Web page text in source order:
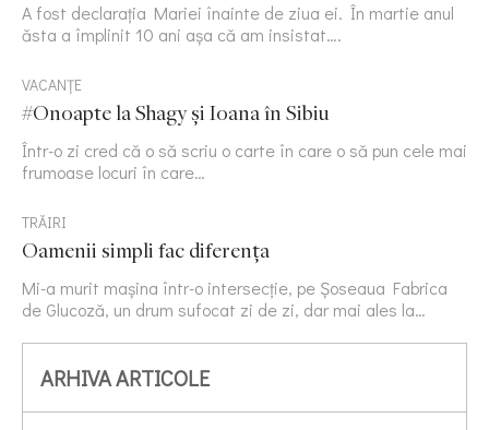
A fost declarația Mariei înainte de ziua ei. În martie anul
ăsta a împlinit 10 ani așa că am insistat….
VACANȚE
#Onoapte la Shagy și Ioana în Sibiu
Într-o zi cred că o să scriu o carte în care o să pun cele mai
frumoase locuri în care…
TRĂIRI
Oamenii simpli fac diferența
Mi-a murit mașina într-o intersecție, pe Șoseaua Fabrica
de Glucoză, un drum sufocat zi de zi, dar mai ales la…
ARHIVA ARTICOLE